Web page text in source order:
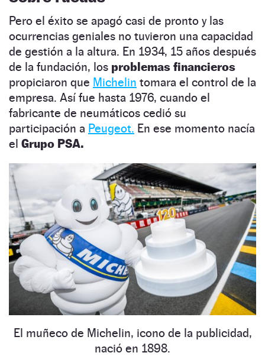
Pero el éxito se apagó casi de pronto y las
ocurrencias geniales no tuvieron una capacidad
de gestión a la altura. En 1934, 15 años después
de la fundación, los problemas financieros
propiciaron que Michelin tomara el control de la
empresa. Así fue hasta 1976, cuando el
fabricante de neumáticos cedió su
participación a Peugeot. En ese momento nacía
el Grupo PSA.
El muñeco de Michelin, icono de la publicidad,
nació en 1898.